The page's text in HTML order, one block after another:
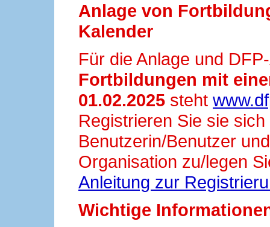
Anlage von
Kalender
Für die Anlage und
Fortbildungen mit
01.02.2025 steht
Registrieren Sie sie
Benutzerin/Benutzer
Organisation zu/legen
Anleitung zur
Wichtige